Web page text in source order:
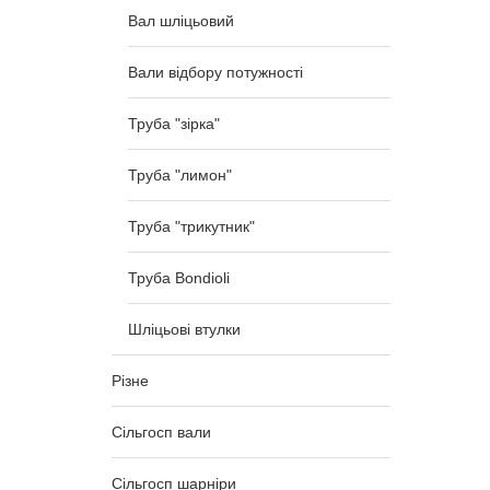
Вал шліцьовий
Вали відбору потужності
Труба "зірка"
Труба "лимон"
Труба "трикутник"
Труба Bondioli
Шліцьові втулки
Різне
Сільгосп вали
Сільгосп шарніри